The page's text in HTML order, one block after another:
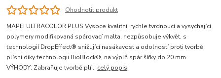
Ohodnotit produkt
MAPEI ULTRACOLOR PLUS Vysoce kvalitní, rychle tvrdnoucí a vysychající
polymery modifikovaná spárovací malta, nezpůsobuje výkvět, s
technologií DropEffect® snižující nasákavost a odolností proti tvorbě
plísní díky technologii BioBlock®, na výplň spár šířky do 20 mm.
VÝHODY: Zabraňuje tvorbě plí... celý popis